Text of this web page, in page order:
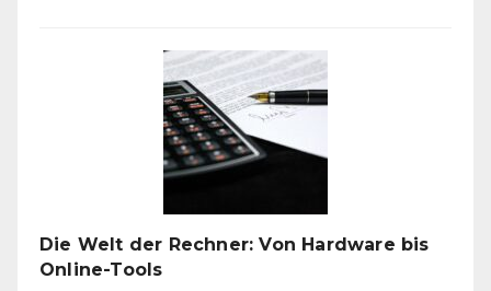
„billig“
Die Welt der Rechner: Von Hardware bis
Online-Tools